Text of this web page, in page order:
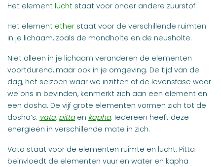
Het element lucht staat voor onder andere zuurstof.
Het element ether staat voor de verschillende ruimten
in je lichaam, zoals de mondholte en de neusholte.
Niet alleen in je lichaam veranderen de elementen
voortdurend, maar ook in je omgeving. De tijd van de
dag, het seizoen waar we inzitten of de levensfase waar
we ons in bevinden, kenmerkt zich aan een element en
een dosha. De vijf grote elementen vormen zich tot de
dosha’s: vata, pittaen kapha. Iedereen heeft deze
energieën in verschillende mate in zich.
Vata staat voor de elementen ruimte en lucht. Pitta
beïnvloedt de elementen vuur en water en kapha